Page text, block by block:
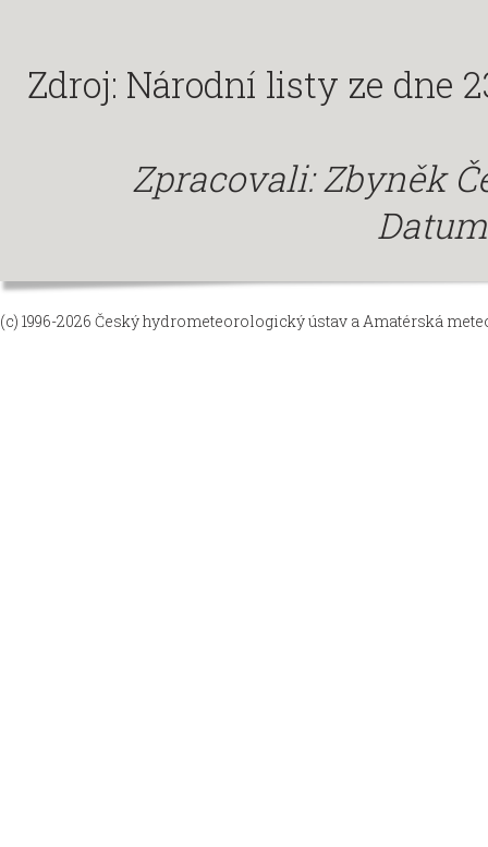
Zdroj: Národní listy ze dne
Zpracovali: Zbyněk
(c) 1996-2026 Český hydrometeorologický ústav aAmatérská